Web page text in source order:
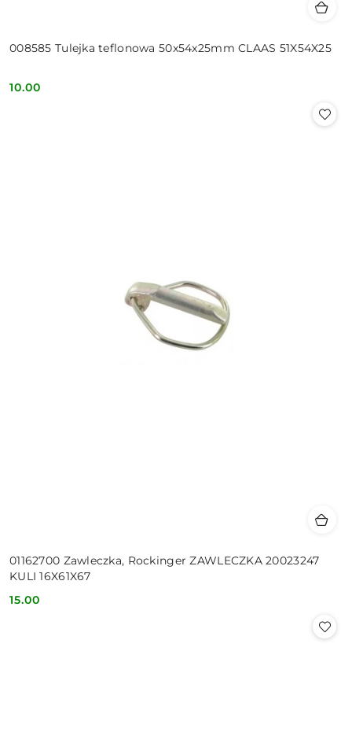
008585 Tulejka teflonowa 50x54x25mm CLAAS 51X54X25
Cena:
10.00
01162700 Zawleczka, Rockinger ZAWLECZKA 20023247
KULI 16X61X67
Cena:
15.00